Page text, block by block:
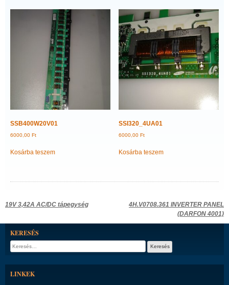
SSB400W20V01
6000,00 Ft
Kosárba teszem
SSI320_4UA01
6000,00Ft
Kosárba teszem
Bejegyzés
19V 3,42A AC/DC tápegység
4H.V0708.361 INVERTER PANEL
(DARFON 4001)
KERESÉS
Keresés:
LINKEK